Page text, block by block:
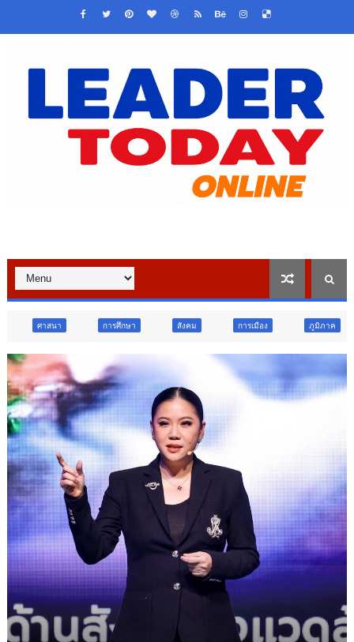
การศึกษา สังคม การเมือง ภูมิภาค วิจัย นวัตกรรม